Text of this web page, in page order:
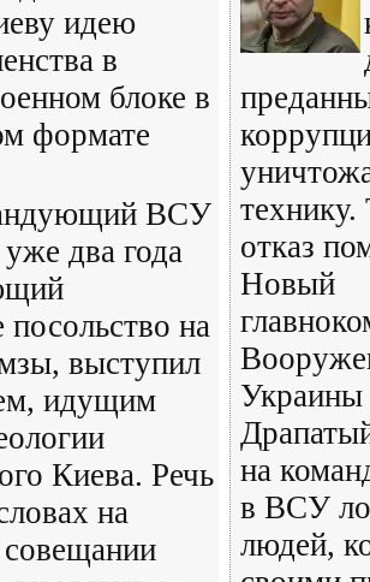
идею
в
блоке в
формате
ВСУ
два года
посольство на
выступил
идущим
Киева. Речь
на
отказ
Новый
на
в ВСУ
людей,